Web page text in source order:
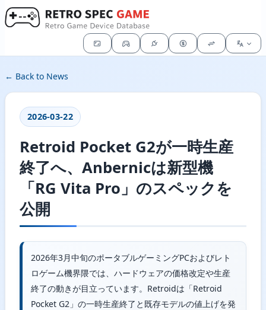
← Back to News
2026-03-22
Retroid Pocket G2が一時生産
終了へ、Anbernicは新型機
「RG Vita Pro」のスペックを
公開
2026年3月中旬のポータブルゲーミングPCおよびレト
ロゲーム機界隈では、ハードウェアの価格改定や生産
終了の動きが目立っています。Retroidは「Retroid
Pocket G2」の一時生産終了と既存モデルの値上げを発